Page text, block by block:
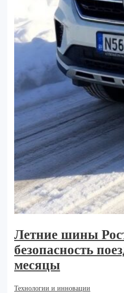
Летние шины
безопасность
месяцы
Технологии и инновации